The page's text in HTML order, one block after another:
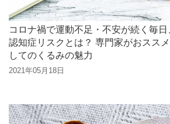
コロナ禍で運動不足・不安が続く毎
認知症リスクとは？ 専門家がおスス
してのくるみの魅力
2021年05月18日